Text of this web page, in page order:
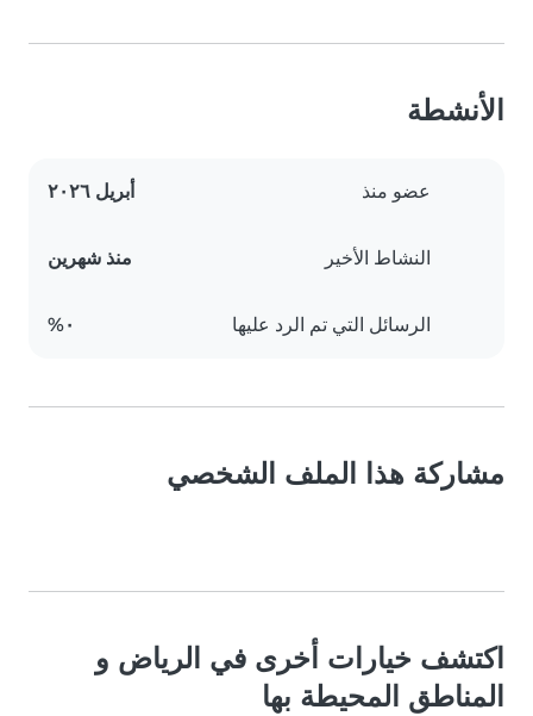
الأنشطة
عضو منذ أبريل ٢٠٢٦
النشاط الأخير منذ شهرين
الرسائل التي تم الرد عليها ٠%
مشاركة هذا الملف الشخصي
اكتشف خيارات أخرى في الرياض و
المناطق المحيطة بها